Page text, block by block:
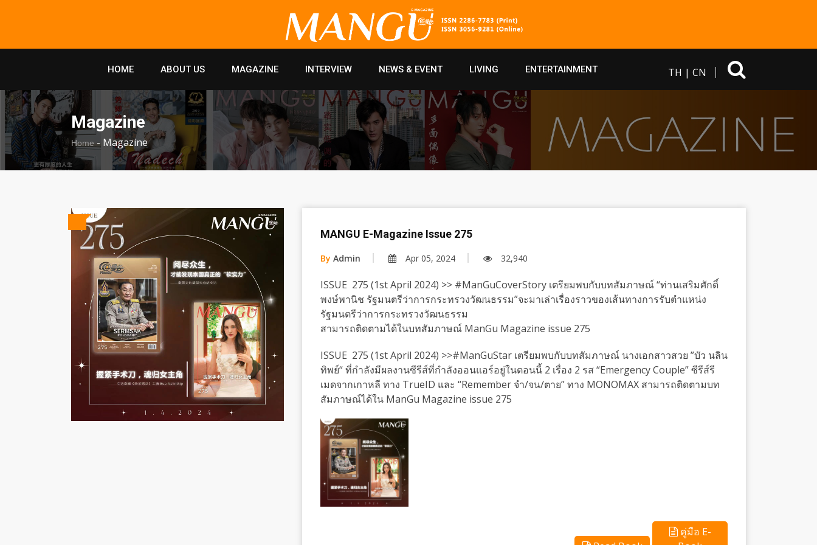
HOME ABOUT US MAGAZINE INTERVIEW NEWS & EVENT LIVING ENTERTAINMENT TH | CN
Magazine
Home - Magazine
MANGU E-Magazine Issue 275
By Admin Apr 05, 2024 32,940
ISSUE 275 (1st April 2024) >> #ManGuCoverStory เตรียมพบกับบทสัมภาษณ์ “ท่านเสริมศักดิ์
พงษ์พานิช รัฐมนตรีว่าการกระทรวงวัฒนธรรม”จะมาเล่าเรื่องราวของเส้นทางการรับตำแหน่ง
รัฐมนตรีว่าการกระทรวงวัฒนธรรม
สามารถติดตามได้ในบทสัมภาษณ์ ManGu Magazine issue 275
ISSUE 275 (1st April 2024) >>#ManGuStar เตรียมพบกับบทสัมภาษณ์ นางเอกสาวสวย ”บัว นลิน
ทิพย์“ ที่กำลังมีผลงานซีรีส์ที่กำลังออนแอร์อยู่ในตอนนี้ 2 เรื่อง 2 รส “Emergency Couple” ซีรีส์รี
เมดจากเกาหลี ทาง TrueID และ “Remember จำ/จน/ตาย” ทาง MONOMAX สามารถติดตามบท
สัมภาษณ์ได้ใน ManGu Magazine issue 275
คู่มือ E-